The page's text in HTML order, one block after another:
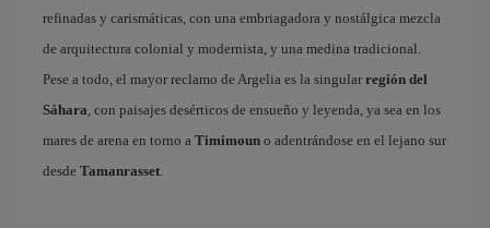
refinadas y carismáticas, con una embriagadora y nostálgica mezcla
de arquitectura colonial y modernista, y una medina tradicional.
Pese a todo, el mayor reclamo de Argelia es la singular región del
Sáhara , con paisajes desérticos de ensueño y leyenda, ya sea en los
mares de arena en torno a Timimoun o adentrándose en el lejano sur
desde Tamanrasset